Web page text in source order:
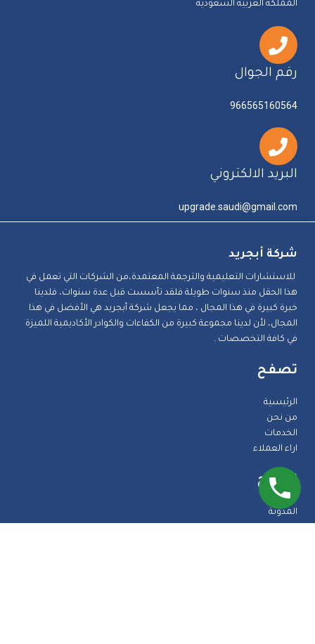
المملكه العربيه السعوديه
رقم الجوال
966565160564
البريد الالكتروني
upgrade.saudi@gmail.com
شركة أبجريد
للاستشارات التعليمية والترجمة المعتمدة،من الشركات التي تعمل في
هذا الحقل منذ سنوات طويلة فلقد تأسست قبل عدة سنوات، فلدينا
خبرة كبيرة في هذا المجال ، مما يجعل شركة أبجريد هي الأفضل في هذا
المجال، لأن لدينا مجموعة كبيرة من الكفاءات والكوادر الأكاديمية اللميزة
في كافة التخصصات .
تصفح
الرئيسية
من نحن
الخدمات
اراء العملاء
تصفح
المدونة